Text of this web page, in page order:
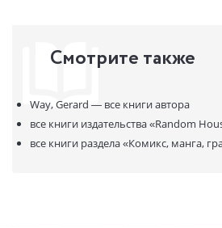
Five dives into some shady dealings at the
starts looking at his littlest brother as the
face-off with maniacal assassins, and a plot
Смотрите также
Way, Gerard — все книги автора
все книги издательства«Random
все книги раздела«Комикс, манга,